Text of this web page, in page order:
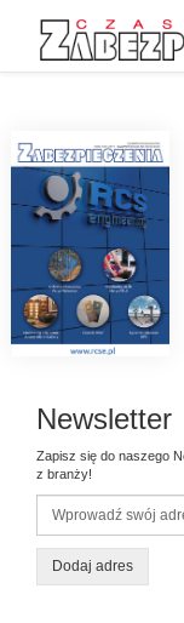
Newsletter
Zapisz się do naszego
z branży!
Dodaj adres